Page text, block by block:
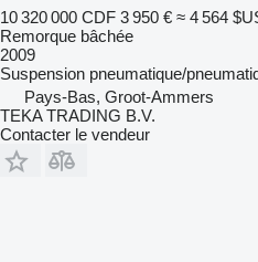
10 320 000 CDF 3 950 € ≈ 4 564
Remorque bâchée
2009
Suspension pneumatique/
Pays-Bas, Groot-Ammers
TEKA TRADING B.V.
Contacter le vendeur